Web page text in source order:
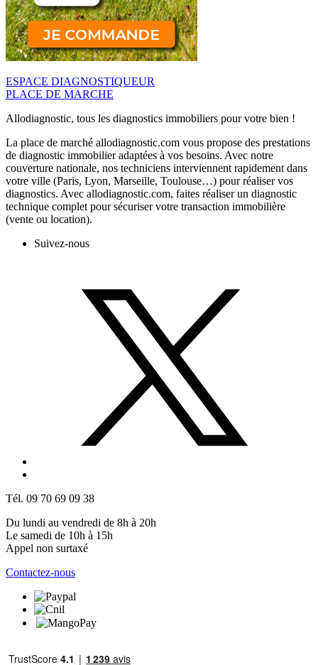
ESPACE DIAGNOSTIQUEUR
PLACE DE MARCHE
Allodiagnostic, tous les diagnostics immobiliers pour votre bien !
La place de marché allodiagnostic.com vous propose des prestations
de diagnostic immobilier adaptées à vos besoins. Avec notre
couverture nationale, nos techniciens interviennent rapidement dans
votre ville (Paris, Lyon, Marseille, Toulouse…) pour réaliser vos
diagnostics. Avec allodiagnostic.com, faites réaliser un diagnostic
technique complet pour sécuriser votre transaction immobilière
(vente ou location).
Suivez-nous
Tél. 09 70 69 09 38
Du lundi au vendredi de 8h à 20h
Le samedi de 10h à 15h
Appel non surtaxé
Contactez-nous